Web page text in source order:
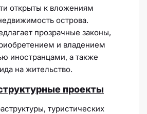
открыты к вложениям
острова.
прозрачные законы,
и владением
иностранцами, а также
на жительство.
проекты
туристических